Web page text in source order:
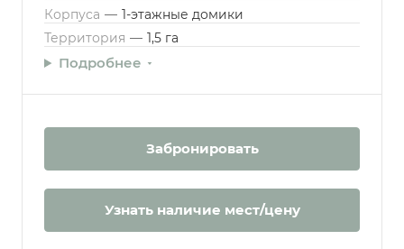
Корпуса — 1-этажные домики
Территория — 1,5 га
Подробнее
Забронировать
Узнать наличие мест/цену